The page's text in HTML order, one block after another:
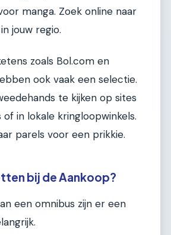
manga. Zoek online naar
jouw regio.
zoals Bol.com en
ook vaak een selectie.
te kijken op sites
in lokale kringloopwinkels.
parels voor een prikkie.
bij de Aankoop?
een omnibus zijn er een